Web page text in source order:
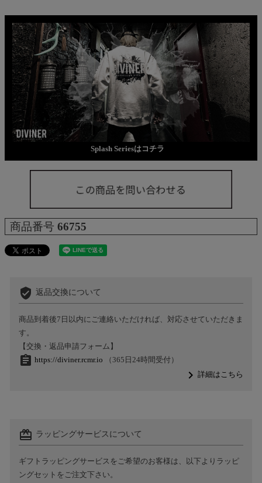
Splash Seriesはコチラ
商品番号 66755
verified_user 返品交換について
商品到着後7日以内にご連絡いただければ、対応させていただきま
す。
【交換・返品申請フォーム】
assignment https://diviner.rcmr.io （365日24時間受付）
navigate_next詳細はこちら
card_giftcard ラッピングサービスについて
ギフトラッピングサービスをご希望のお客様は、以下よりラッピ
ングセットをご注文下さい。